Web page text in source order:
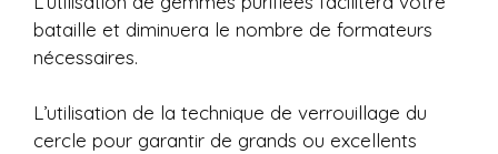
bataille et diminuera le nombre de formateurs
nécessaires.
L’utilisation de la technique de verrouillage du
cercle pour garantir de grands ou excellents